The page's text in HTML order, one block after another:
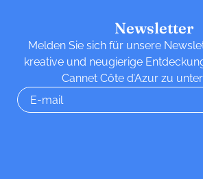
Newsletter
Melden Sie sich für unsere
kreative und neugierige
Cannet Côte d’Azur zu